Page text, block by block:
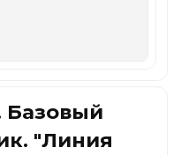
Базовый
"Линия